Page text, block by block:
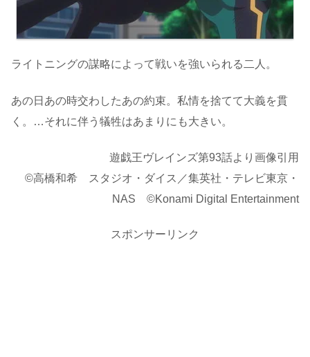
ライトニングの謀略によって戦いを強いられる二人。
あの日あの時交わしたあの約束。私情を捨てて大義を貫
く。…それに伴う犠牲はあまりにも大きい。
遊戯王ヴレインズ第93話より画像引用
©高橋和希 スタジオ・ダイス／集英社・テレビ東京・
NAS ©Konami Digital Entertainment
スポンサーリンク